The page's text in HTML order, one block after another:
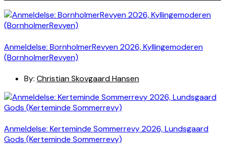
Anmeldelse: BornholmerRevyen 2026, Kyllingemoderen
(BornholmerRevyen)
By: Christian Skovgaard Hansen
Anmeldelse: Kerteminde Sommerrevy 2026, Lundsgaard
Gods (Kerteminde Sommerrevy)